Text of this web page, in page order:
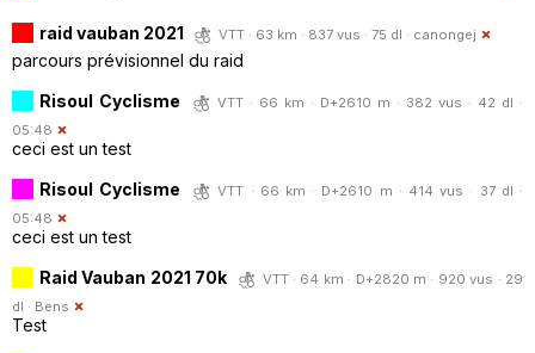
raid vauban 2021 VTT · 63 km · 837 vus · 75 dl · canongej
parcours prévisionnel du raid
Risoul Cyclisme
VTT · 66 km · D+2610 m · 382 vus · 42 dl ·
05:48
ceci est un test
Risoul Cyclisme
VTT · 66 km · D+2610 m · 414 vus · 37 dl ·
05:48
ceci est un test
Raid Vauban 2021 70k
VTT · 64 km · D+2820 m · 920 vus · 29
dl · Bens
Test